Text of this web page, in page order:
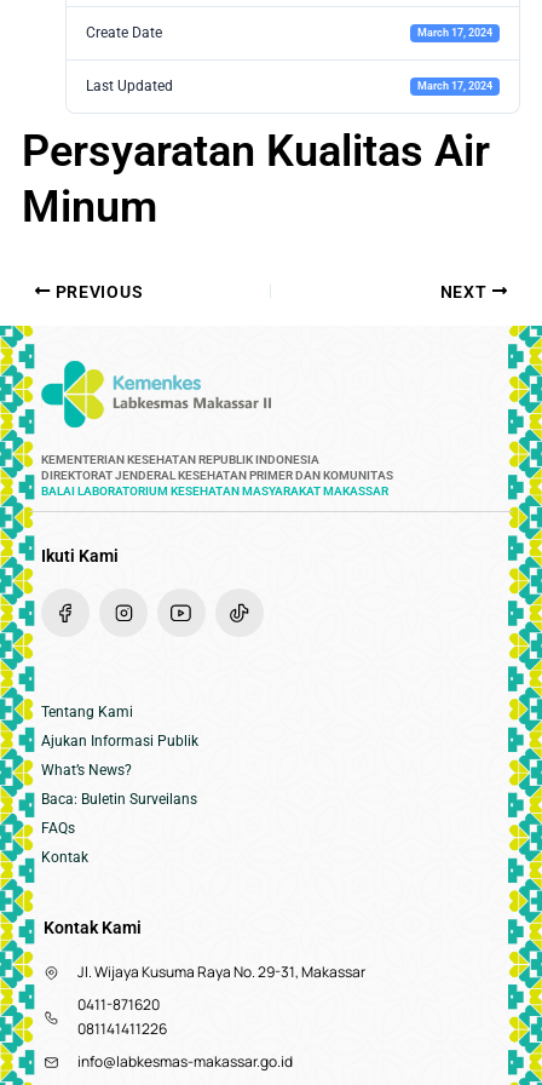
Create Date March 17, 2024
Last Updated March 17, 2024
Persyaratan Kualitas Air
Minum
PREVIOUS NEXT
KEMENTERIAN KESEHATAN REPUBLIK INDONESIA
DIREKTORAT JENDERAL KESEHATAN PRIMER DAN KOMUNITAS
BALAI LABORATORIUM KESEHATAN MASYARAKAT MAKASSAR
Ikuti Kami
Tentang Kami
Ajukan Informasi Publik
What’s News?
Baca: Buletin Surveilans
FAQs
Kontak
Kontak Kami
Jl. Wijaya Kusuma Raya No. 29-31, Makassar
0411-871620
081141411226
info@labkesmas-makassar.go.id